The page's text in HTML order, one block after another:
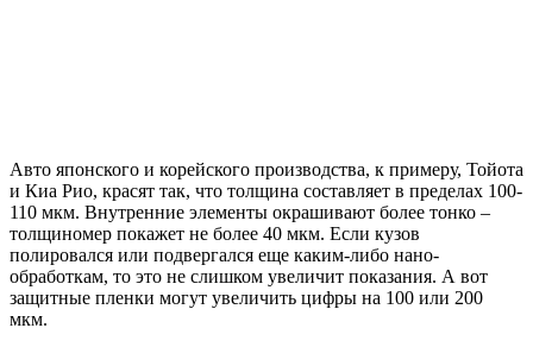
Авто японского и корейского производства, к примеру, Тойота
и Киа Рио, красят так, что толщина составляет в пределах 100-
110 мкм. Внутренние элементы окрашивают более тонко –
толщиномер покажет не более 40 мкм. Если кузов
полировался или подвергался еще каким-либо нано-
обработкам, то это не слишком увеличит показания. А вот
защитные пленки могут увеличить цифры на 100 или 200
мкм.